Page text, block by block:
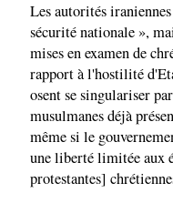
Les autorités
sécurité nationale »,
mises en examen de
rapport à l'hostilité
osent se singulariser
musulmanes déjà
même si le
une liberté limitée aux
protestantes]